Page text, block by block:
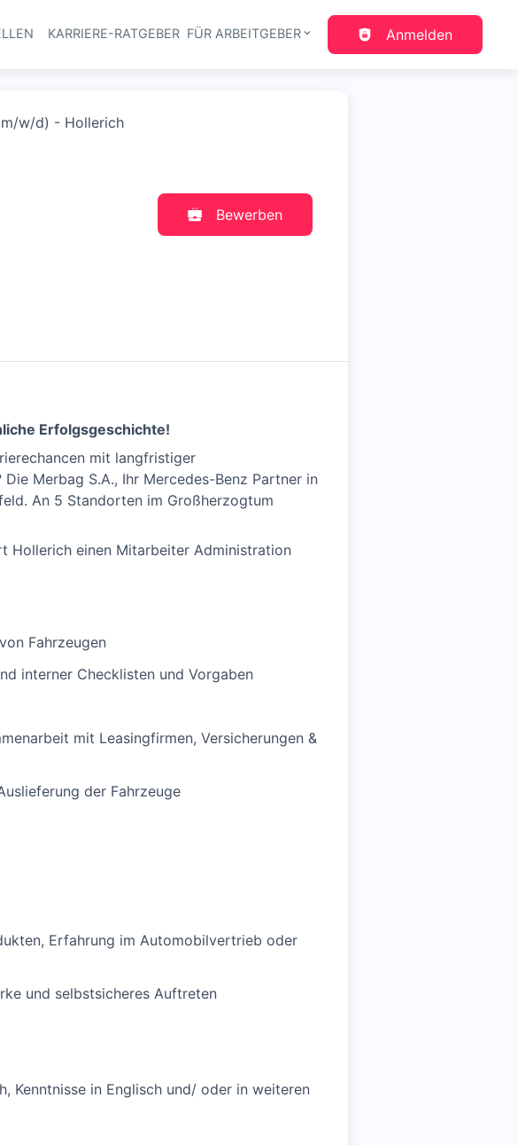
Haupt-Navigation
KARRIERE-RATGEBER FÜR ARBEITGEBER Anmelden
w/d) - Hollerich
Bewerben
Erfolgsgeschichte!
mit langfristiger
Merbag S.A., Ihr Mercedes-Benz Partner in
An 5 Standorten im Großherzogtum
Hollerich einen Mitarbeiter Administration
Fahrzeugen
interner Checklisten und Vorgaben
mit Leasingfirmen, Versicherungen &
der Fahrzeuge
Erfahrung im Automobilvertrieb oder
und selbstsicheres Auftreten
Kenntnisse in Englisch und/ oder in weiteren